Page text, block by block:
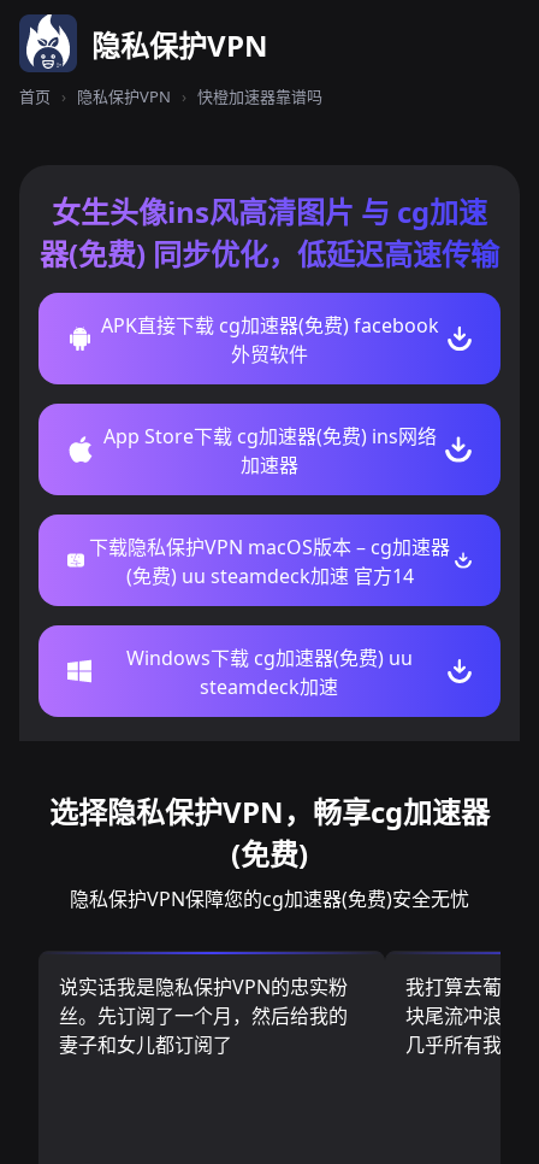
隐私保护VPN
首页 › 隐私保护VPN › 快橙加速器靠谱吗
女生头像ins风高清图片 与 cg加速
器(免费) 同步优化，低延迟高速传输
APK直接下载 cg加速器(免费) facebook
外贸软件
App Store下载 cg加速器(免费) ins网络
加速器
下载隐私保护VPN macOS版本 – cg加速器
(免费) uu steamdeck加速 官方14
Windows下载 cg加速器(免费) uu
steamdeck加速
选择隐私保护VPN，畅享cg加速器
(免费)
隐私保护VPN保障您的cg加速器(免费)安全无忧
说实话我是隐私保护VPN的忠实粉
丝。先订阅了一个月，然后给我的
妻子和女儿都订阅了
我打算去葡萄
块尾流冲浪板
几乎所有我需